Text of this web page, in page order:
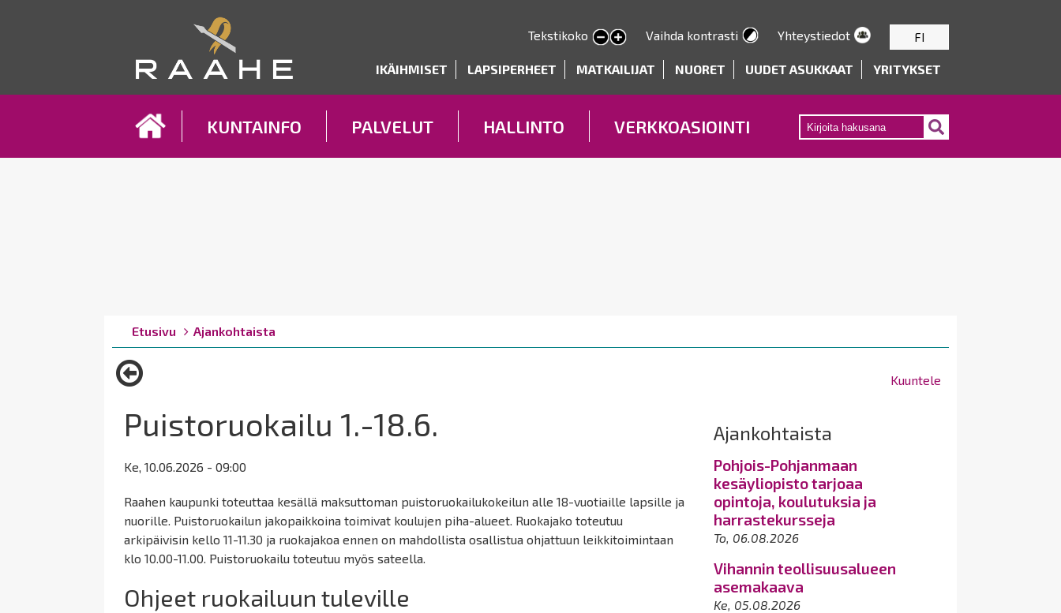
pääsisältöön
Tekstikoko
Pienennä tekstin kokoa
Suurenna tekstin kokoa Vaihda kontrasti Yhteystiedot FI
Kohderyhmät
IKÄIHMISET LAPSIPERHEET MATKAILIJAT NUORET UUDET ASUKKAAT YRITYKSET
KUNTAINFO PALVELUT HALLINTO VERKKOASIOINTI
Breadcrumbs
You
are
here:
Etusivu Ajankohtaista
Kuuntele
Puistoruokailu 1.-18.6.
Ke, 10.06.2026 - 09:00
Raahen kaupunki toteuttaa kesällä maksuttoman puistoruokailukokeilun alle 18-vuotiaille lapsille ja
nuorille. Puistoruokailun jakopaikkoina toimivat koulujen piha-alueet. Ruokajako toteutuu
arkipäivisin kello 11-11.30 ja ruokajakoa ennen on mahdollista osallistua ohjattuun leikkitoimintaan
klo 10.00-11.00. Puistoruokailu toteutuu myös sateella.
Ohjeet ruokailuun tuleville
Ajankohtaista
Pohjois-Pohjanmaan
kesäyliopisto tarjoaa
opintoja, koulutuksia ja
harrastekursseja
To, 06.08.2026
Vihannin teollisuusalueen
asemakaava
Ke, 05.08.2026